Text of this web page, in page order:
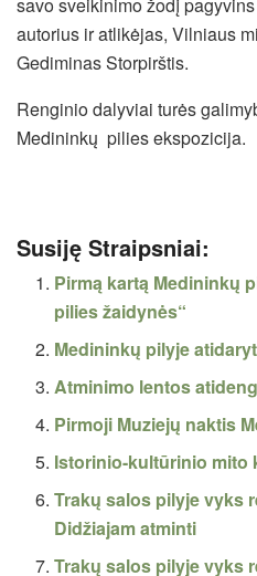
autorius ir atlikėjas, Vilniaus
Gediminas Storpirštis.
Renginio dalyviai turės
Medininkų pilies ekspozicija.
Susiję Straipsniai:
Pirmą kartą Medininkų
pilies žaidynės“
Medininkų pilyje
Atminimo lentos
Pirmoji Muziejų naktis
Istorinio-kultūrinio mito
Trakų salos pilyje vyks
Didžiajam atminti
Trakų salos pilyje vyks